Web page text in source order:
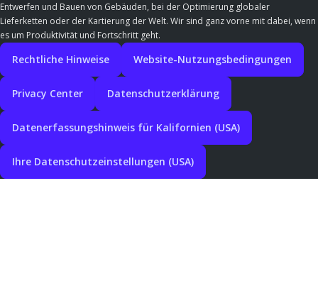
Entwerfen und Bauen von Gebäuden, bei der Optimierung globaler
Lieferketten oder der Kartierung der Welt. Wir sind ganz vorne mit dabei, wenn
es um Produktivität und Fortschritt geht.
Rechtliche Hinweise Website-Nutzungsbedingungen
Privacy Center Datenschutzerklärung
Datenerfassungshinweis für Kalifornien (USA)
Ihre Datenschutzeinstellungen (USA)